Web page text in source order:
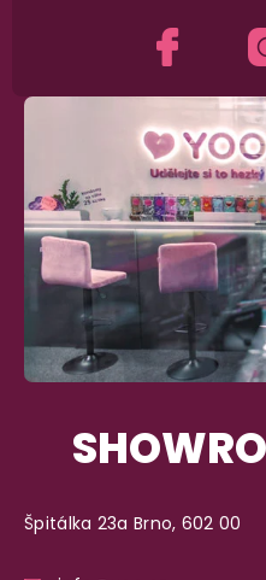
Garance
Máte 30 dní
Špitálka 23a Brno, 602 00